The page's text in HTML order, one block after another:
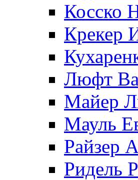
Косско
Крекер
Люфт
Майер
Мауль
Райзер
Ридель